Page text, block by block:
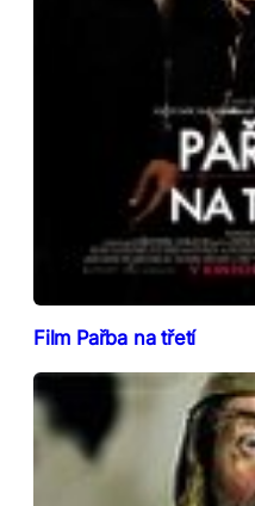
Film Pařba na třetí